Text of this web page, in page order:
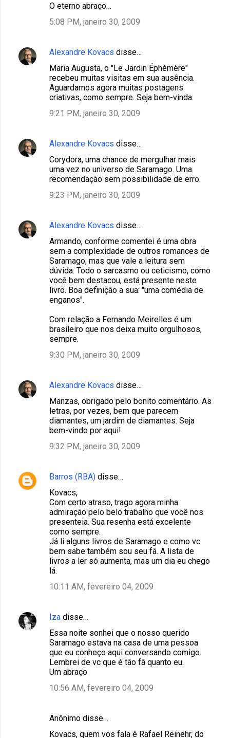
O eterno abraço…
5:08 PM, janeiro 30, 2009
Alexandre Kovacs disse…
Maria Augusta, o "Le Jardin Éphémère"
recebeu muitas visitas em sua ausência.
Aguardamos agora muitas postagens
criativas, como sempre. Seja bem-vinda.
9:21 PM, janeiro 30, 2009
Alexandre Kovacs disse…
Corydora, uma chance de mergulhar mais
uma vez no universo de Saramago. Uma
recomendação sem possibilidade de erro.
9:23 PM, janeiro 30, 2009
Alexandre Kovacs disse…
Armando, conforme comentei é uma obra
sem a complexidade de outros romances de
Saramago, mas que vale a leitura sem
dúvida. Todo o sarcasmo ou ceticismo, como
você bem destacou, está presente neste
livro. Boa definição a sua: "uma comédia de
enganos".
Com relação a Fernando Meirelles é um
brasileiro que nos deixa muito orgulhosos,
sempre.
9:30 PM, janeiro 30, 2009
Alexandre Kovacs disse…
Manzas, obrigado pelo bonito comentário. As
letras, por vezes, bem que parecem
diamantes, um jardim de diamantes. Seja
bem-vindo por aqui!
9:32 PM, janeiro 30, 2009
Barros (RBA) disse…
Kovacs,
Com certo atraso, trago agora minha
admiração pelo belo trabalho que você nos
presenteia. Sua resenha está excelente
como sempre.
Já li alguns livros de Saramago e como vc
bem sabe também sou seu fã. A lista de
livros a ler só aumenta, mas um dia eu chego
lá.
10:11 AM, fevereiro 04, 2009
Iza disse…
Essa noite sonhei que o nosso querido
Saramago estava na casa de uma pessoa
que eu conheço aqui conversando comigo.
Lembrei de vc que é tão fã quanto eu.
Um abraço
10:56 AM, fevereiro 04, 2009
Anônimo disse…
Kovacs, quem vos fala é Rafael Reinehr, do